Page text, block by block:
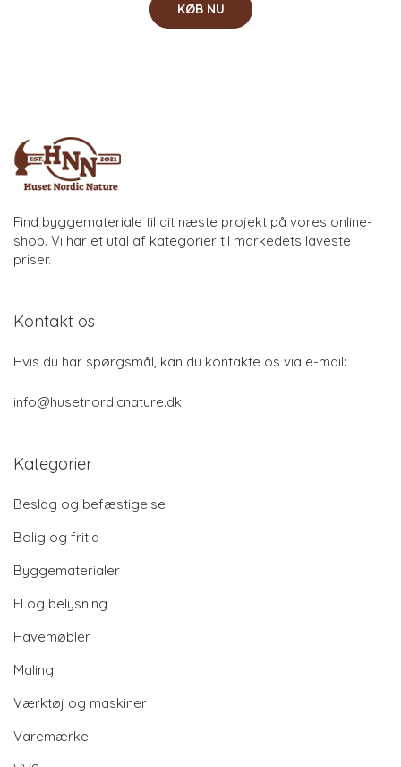
KØB NU
Find byggemateriale til dit næste projekt på vores online-
shop. Vi har et utal af kategorier til markedets laveste
priser.
Kontakt os
Hvis du har spørgsmål, kan du kontakte os via e-mail:
info@husetnordicnature.dk
Kategorier
Beslag og befæstigelse
Bolig og fritid
Byggematerialer
El og belysning
Havemøbler
Maling
Værktøj og maskiner
Varemærke